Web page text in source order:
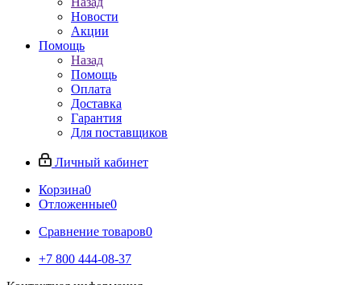
Новости
Акции
Помощь
Назад
Помощь
Оплата
Доставка
Гарантия
Для поставщиков
Личный кабинет
Корзина0
Отложенные0
Сравнение товаров0
+7 800 444-08-37